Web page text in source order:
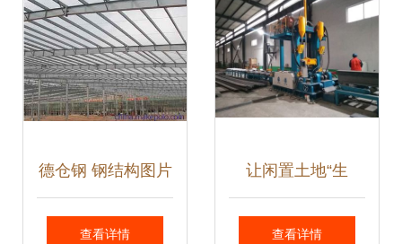
德仓钢 钢结构图片
大观，展现工业之
查看详情
让闲置土地“生
金”——冶源镇荣源
查看详情